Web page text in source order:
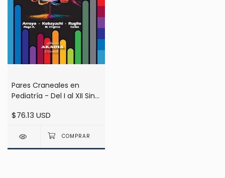
Pares Craneales en
Pediatría - Del I al XII Sin
Imágenes, Semiología y
$76.13 USD